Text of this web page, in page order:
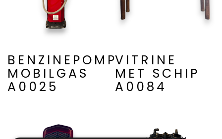
BENZINEPOMP
MOBILGAS
A0025
VITRINE
MET SCHIP
A0084